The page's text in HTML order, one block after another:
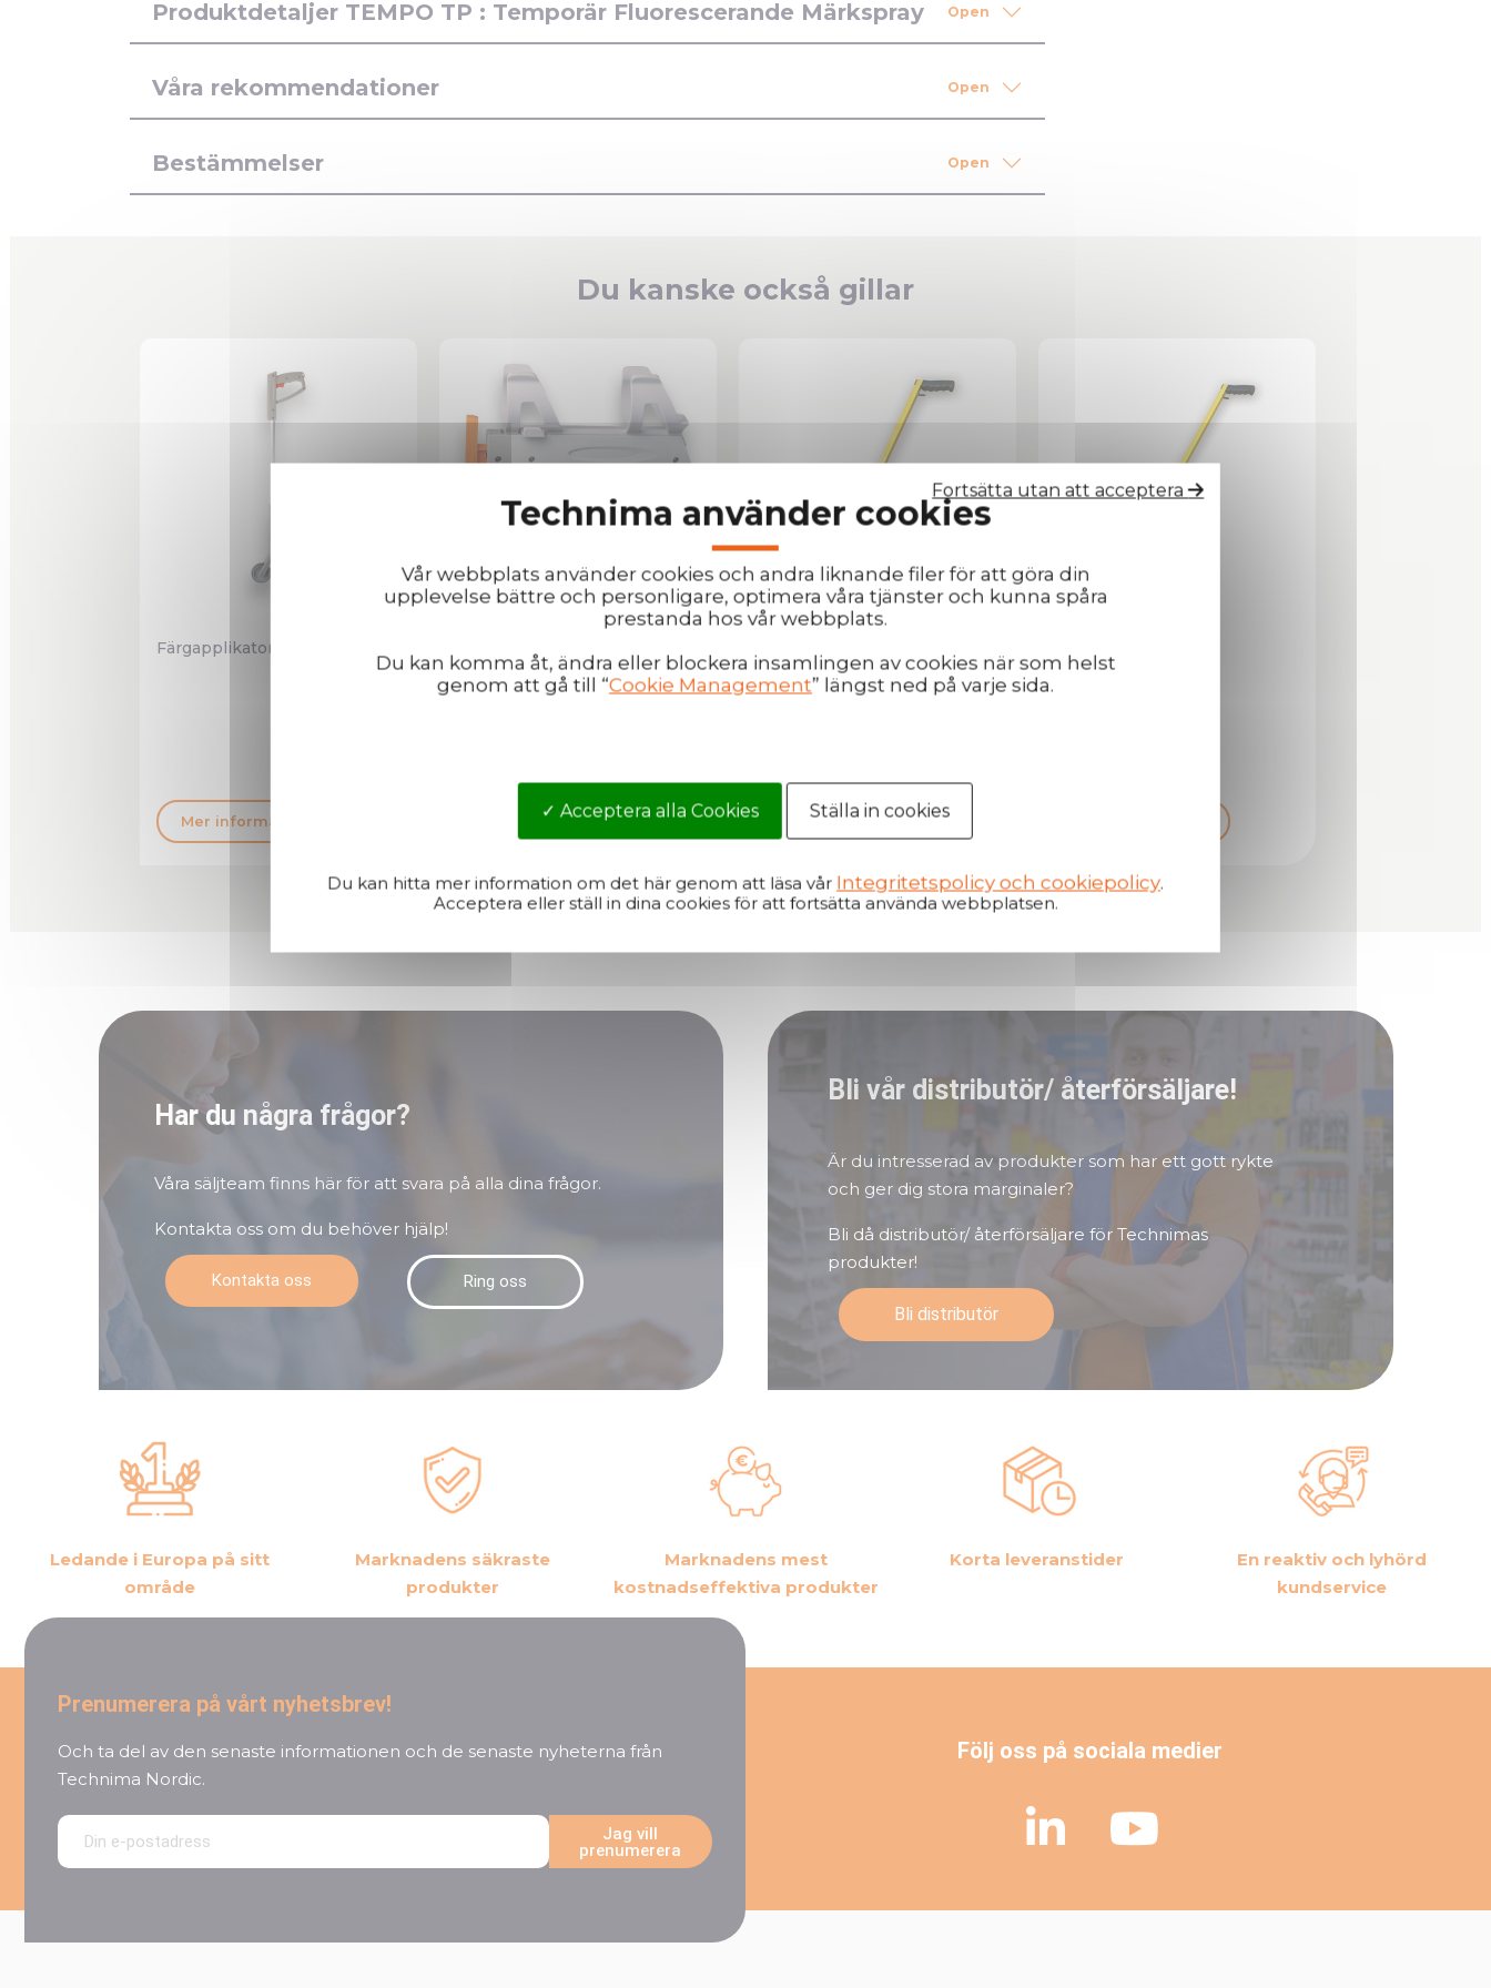
Produktdetaljer TEMPO TP : Temporär Fluorescerande Märkspray
Våra rekommendationer
Bestämmelser
Du kanske också gillar
Färgapplikator För Markering
Mer information Mer information Mer information
Har du några frågor?
Våra säljteam finns här för att svara på alla dina frågor.
Kontakta oss om du behöver hjälp!
Kontakta oss Ring oss
Bli vår distributör/ återförsäljare!
Är du intresserad av produkter som har ett gott rykte
och ger dig stora marginaler?
Bli då distributör/ återförsäljare för Technimas
produkter!
Bli distributör
Ledande i Europa på sitt
område
Marknadens säkraste
produkter
Marknadens mest
kostnadseffektiva produkter
Korta leveranstider
En reaktiv och lyhörd
kundservice
Prenumerera på vårt nyhetsbrev!
Och ta del av den senaste informationen och de senaste nyheterna från
Technima Nordic.
Jag vill
prenumerera
Följ oss på sociala medier
Technima använder cookies
Vår webbplats använder cookies och andra liknande filer för att göra din
upplevelse bättre och personligare, optimera våra tjänster och kunna spåra
prestanda hos vår webbplats.
Du kan komma åt, ändra eller blockera insamlingen av cookies när som helst
genom att gå till “Cookie Management” längst ned på varje sida.
Acceptera alla Cookies Ställa in cookies
Fortsätta utan att acceptera
Du kan hitta mer information om det här genom att läsa vår Integritetspolicy och cookiepolicy.
Acceptera eller ställ in dina cookies för att fortsätta använda webbplatsen.